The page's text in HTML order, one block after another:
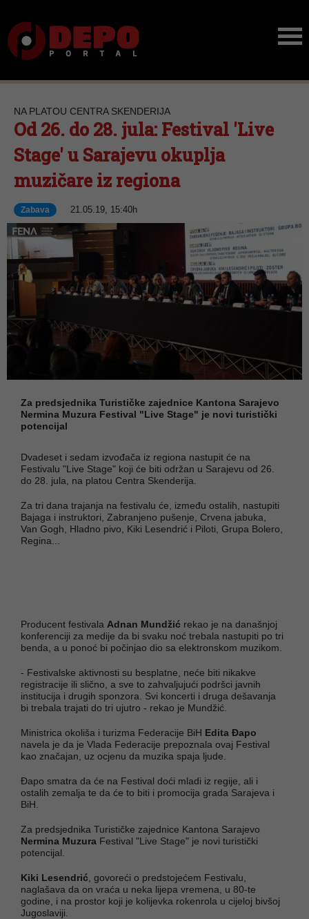
NA PLATOU CENTRA SKENDERIJA
Od 26. do 28. jula: Festival 'Live
Stage' u Sarajevu okuplja
muzičare iz regiona
Zabava 21.05.19, 15:40h
Za predsjednika Turističke zajednice Kantona Sarajevo
Nermina Muzura Festival "Live Stage" je novi turistički
potencijal
Dvadeset i sedam izvođača iz regiona nastupit će na
Festivalu "Live Stage" koji će biti održan u Sarajevu od 26.
do 28. jula, na platou Centra Skenderija.
Za tri dana trajanja na festivalu će, između ostalih, nastupiti
Bajaga i instruktori, Zabranjeno pušenje, Crvena jabuka,
Van Gogh, Hladno pivo, Kiki Lesendrić i Piloti, Grupa Bolero,
Regina...
Producent festivala Adnan Mundžić rekao je na današnjoj
konferenciji za medije da bi svaku noć trebala nastupiti po tri
benda, a u ponoć bi počinjao dio sa elektronskom muzikom.
- Festivalske aktivnosti su besplatne, neće biti nikakve
registracije ili slično, a sve to zahvaljujući podršci javnih
institucija i drugih sponzora. Svi koncerti i druga dešavanja
bi trebala trajati do tri ujutro - rekao je Mundžić.
Ministrica okoliša i turizma Federacije BiH Edita Đapo
navela je da je Vlada Federacije prepoznala ovaj Festival
kao značajan, uz ocjenu da muzika spaja ljude.
Đapo smatra da će na Festival doći mladi iz regije, ali i
ostalih zemalja te da će to biti i promocija grada Sarajeva i
BiH.
Za predsjednika Turističke zajednice Kantona Sarajevo
Nermina Muzura Festival "Live Stage" je novi turistički
potencijal.
Kiki Lesendrić , govoreći o predstojećem Festivalu,
naglašava da on vraća u neka lijepa vremena, u 80-te
godine, i na prostor koji je kolijevka rokenrola u cijeloj bivšoj
Jugoslaviji.